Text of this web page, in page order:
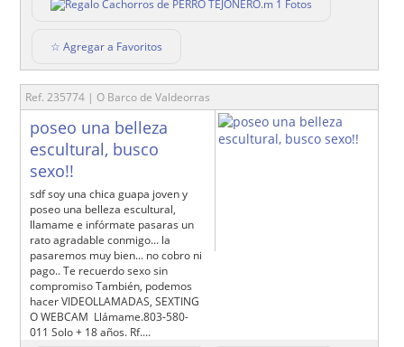
1 Fotos
☆ Agregar a Favoritos
Ref. 235774 | O Barco de Valdeorras
poseo una belleza
escultural, busco
sexo!!
sdf soy una chica guapa joven y
poseo una belleza escultural,
llamame e infórmate pasaras un
rato agradable conmigo... la
pasaremos muy bien... no cobro ni
pago.. Te recuerdo sexo sin
compromiso También, podemos
hacer VIDEOLLAMADAS, SEXTING
O WEBCAM Llámame.803-580-
011 Solo + 18 años. Rf....